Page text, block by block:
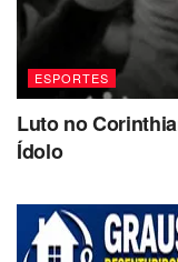
ESPORTES
Luto no
Ídolo